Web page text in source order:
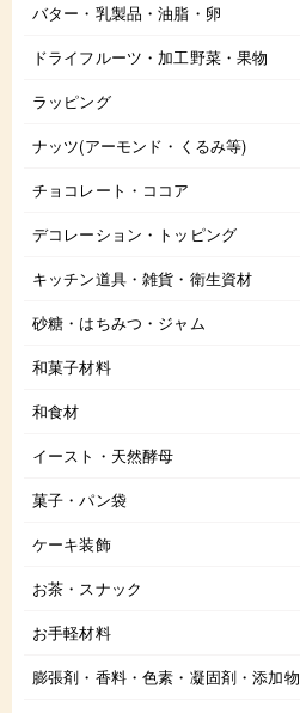
バター・乳製品・油脂・卵
ドライフルーツ・加工野菜・果物
ラッピング
ナッツ(アーモンド・くるみ等)
チョコレート・ココア
デコレーション・トッピング
キッチン道具・雑貨・衛生資材
砂糖・はちみつ・ジャム
和菓子材料
和食材
イースト・天然酵母
菓子・パン袋
ケーキ装飾
お茶・スナック
お手軽材料
膨張剤・香料・色素・凝固剤・添加物